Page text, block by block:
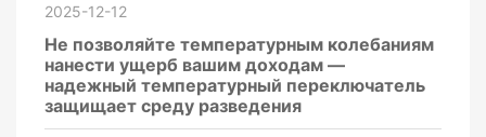
2025-12-12
Не позволяйте температурным колебаниям
нанести ущерб вашим доходам —
надежный температурный переключатель
защищает среду разведения